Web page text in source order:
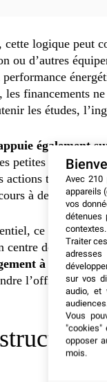
, cette logique peut
ou d’autres
les financements
les études,
également
petites entreprises
très
à des circuits
ce point n’est
centre de congrès
à la
l’offre
Avec 210
appareils
vos
détenues
contextes.
Traiter
adresses
sur vos
audio, et
Vous
"cookies"
opposer
mois.